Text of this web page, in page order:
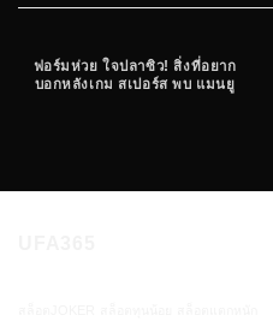
ฟอร์มห่วย ใจปลาซิว! สิ่งที่อยาก
บอกหลังเกม สเปอร์ส พบ แมนยู